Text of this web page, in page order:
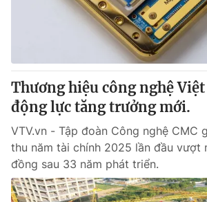
Thương hiệu công nghệ
động lực tăng trưởng mới.
VTV.vn - Tập đoàn Công nghệ CMC
thu năm tài chính 2025 lần đầu vượt
đồng sau 33 năm phát triển.